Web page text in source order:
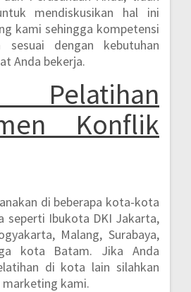
mendiskusikan hal ini
kami sehingga kompetensi
sesuai dengan kebutuhan
Anda bekerja.
Pelatihan
Konflik
di beberapa kota-kota
seperti Ibukota DKI Jakarta,
Malang, Surabaya,
kota Batam. Jika Anda
di kota lain silahkan
kami.